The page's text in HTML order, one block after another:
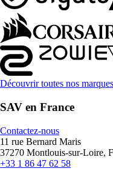
Découvrir toutes nos marques
SAV en France
Contactez-nous
11 rue Bernard Maris
37270 Montlouis-sur-Loire,
+33 1 86 47 62 58